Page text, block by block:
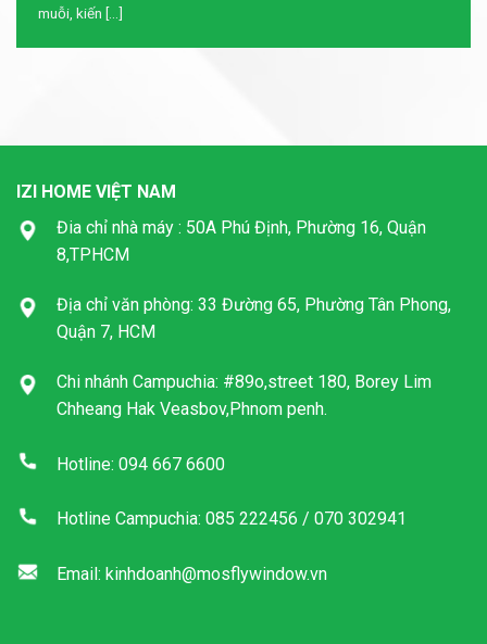
muỗi, kiến [...]
IZI HOME VIỆT NAM
Đia chỉ nhà máy : 50A Phú Định, Phường 16, Quận
8,TPHCM
Địa chỉ văn phòng: 33 Đường 65, Phường Tân Phong,
Quận 7, HCM
Chi nhánh Campuchia: #89o,street 180, Borey Lim
Chheang Hak Veasbov,Phnom penh.
Hotline: 094 667 6600
Hotline Campuchia: 085 222456 / 070 302941
Email: kinhdoanh@mosflywindow.vn